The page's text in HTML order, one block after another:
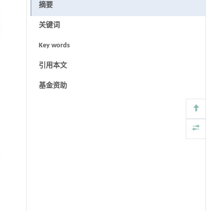
摘要
关键词
Key words
引用本文
基金资助